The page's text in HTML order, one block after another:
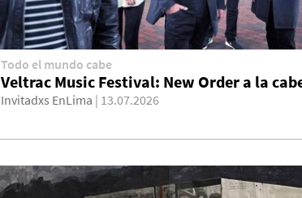
Todo el mundo cabe
Veltrac Music Festival: New Order a la
Invitadxs EnLima | 13.07.2026